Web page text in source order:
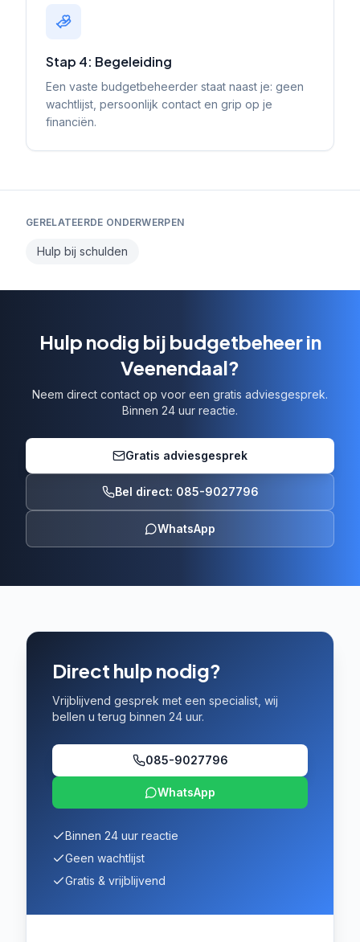
Stap 4: Begeleiding
Een vaste budgetbeheerder staat naast je: geen
wachtlijst, persoonlijk contact en grip op je
financiën.
GERELATEERDE ONDERWERPEN
Hulp bij schulden
Hulp nodig bij budgetbeheer in
Veenendaal?
Neem direct contact op voor een gratis adviesgesprek.
Binnen 24 uur reactie.
Gratis adviesgesprek
Bel direct: 085-9027796
WhatsApp
Direct hulp nodig?
Vrijblijvend gesprek met een specialist, wij
bellen u terug binnen 24 uur.
085-9027796
WhatsApp
Binnen 24 uur reactie
Geen wachtlijst
Gratis & vrijblijvend